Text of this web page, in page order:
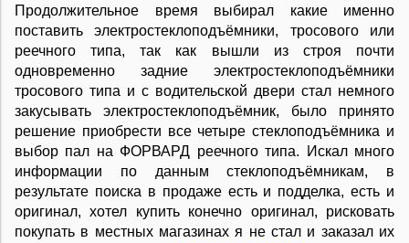
Продолжительное время выбирал какие именно
поставить электростеклоподъёмники, тросового или
реечного типа, так как вышли из строя почти
одновременно задние электростеклоподъёмники
тросового типа и с водительской двери стал немного
закусывать электростеклоподъёмник, было принято
решение приобрести все четыре стеклоподъёмника и
выбор пал на ФОРВАРД реечного типа. Искал много
информации по данным стеклоподъёмникам, в
результате поиска в продаже есть и подделка, есть и
оригинал, хотел купить конечно оригинал, рисковать
покупать в местных магазинах я не стал и заказал их